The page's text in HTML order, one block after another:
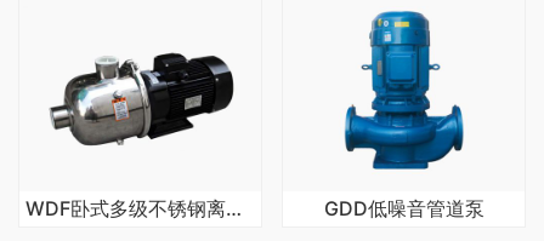
WDF卧式多级不锈钢离心泵 GDD低噪音管道泵